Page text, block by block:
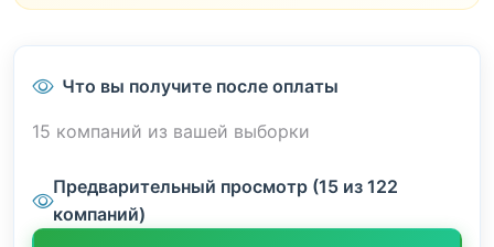
Что вы получите после оплаты
15 компаний из вашей выборки
Предварительный просмотр (15 из 122
компаний)